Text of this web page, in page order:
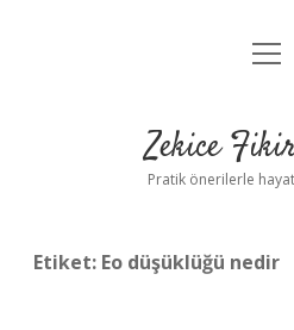
Anasayfa
Yasal
Zekice
Pratik önerilerle
Etiket: Eo düşüklüğü nedir